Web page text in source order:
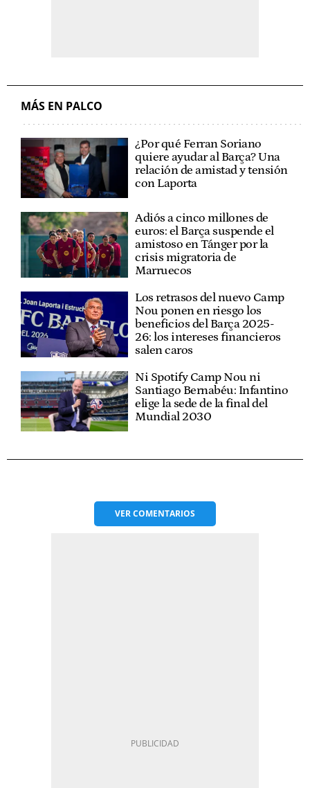
MÁS EN PALCO
¿Por qué Ferran Soriano
quiere ayudar al Barça? Una
relación de amistad y tensión
con Laporta
Adiós a cinco millones de
euros: el Barça suspende el
amistoso en Tánger por la
crisis migratoria de
Marruecos
Los retrasos del nuevo Camp
Nou ponen en riesgo los
beneficios del Barça 2025-
26: los intereses financieros
salen caros
Ni Spotify Camp Nou ni
Santiago Bernabéu: Infantino
elige la sede de la final del
Mundial 2030
VERCOMENTARIOS